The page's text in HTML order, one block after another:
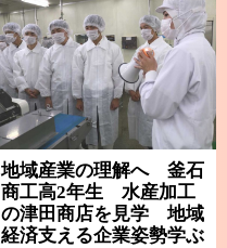
地域産業の理解へ 釜石
商工高2年生 水産加工
の津田商店を見学 地域
経済支える企業姿勢学ぶ